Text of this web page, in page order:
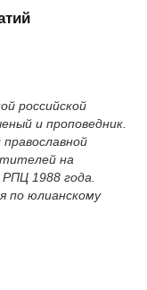
российской
и проповедник.
на
1988 года.
по юлианскому